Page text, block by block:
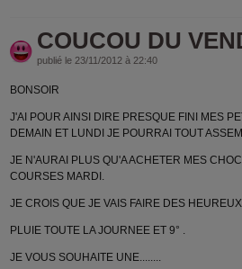
COUCOU DU
publié le 23/11/2012 à 22:40
BONSOIR
J'AI POUR AINSI DIRE PRESQUE FINI MES
DEMAIN ET LUNDI JE POURRAI TOUT
JE N'AURAI PLUS QU'A ACHETER MES
COURSES MARDI.
JE CROIS QUE JE VAIS FAIRE DES
PLUIE TOUTE LA JOURNEE ET 9° .
JE VOUS SOUHAITE UNE........